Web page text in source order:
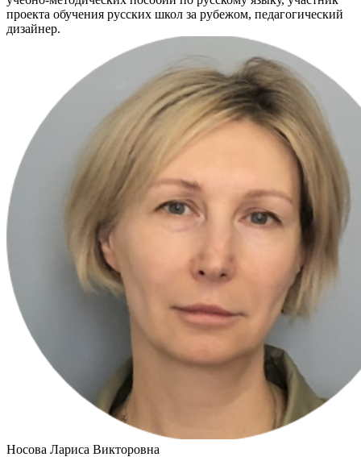
проекта обучения русских школ за рубежом, педагогический
дизайнер.
Носова Лариса Викторовна